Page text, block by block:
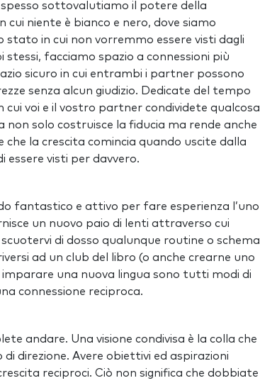
sottovalutiamo il potere della
niente è bianco e nero, dove siamo
in cui non vorremmo essere visti dagli
facciamo spazio a connessioni più
sicuro in cui entrambi i partner possono
senza alcun giudizio. Dedicate del tempo
cui voi e il vostro partner condividete qualcosa
solo costruisce la fiducia ma rende anche
la crescita comincia quando uscite dalla
visti per davvero.
fantastico e attivo per fare esperienza l’uno
un nuovo paio di lenti attraverso cui
di dosso qualunque routine o schema
ad un club del libro (o anche crearne uno
una nuova lingua sono tutti modi di
connessione reciproca.
andare. Una visione condivisa è la colla che
direzione. Avere obiettivi ed aspirazioni
reciproci. Ciò non significa che dobbiate